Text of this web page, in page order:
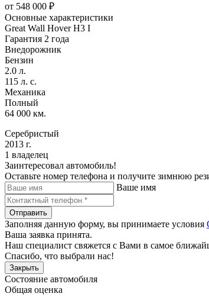
от 548 000 ₽
Основные характеристики
Great Wall Hover H3 I
Гарантия 2 года
Внедорожник
Бензин
2.0 л.
115 л. с.
Механика
Полный
64 000 км.
Серебристый
2013 г.
1 владелец
Заинтересовал автомобиль!
Оставьте номер телефона и получите зимнюю
Ваше имя
Отправить
Заполняя данную форму, вы принимаете условия
Ваша заявка принята.
Наш специалист свяжется с Вами в самое
Спасибо, что выбрали нас!
Закрыть
Состояние автомобиля
Общая оценка